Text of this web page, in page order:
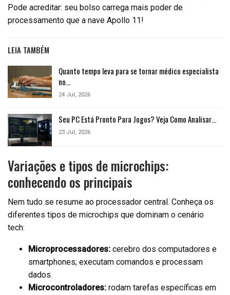
Pode acreditar: seu bolso carrega mais poder de
processamento que a nave Apollo 11!
LEIA TAMBÉM
Quanto tempo leva para se tornar médico especialista
no…
24 Jul, 2026
Seu PC Está Pronto Para Jogos? Veja Como Analisar…
23 Jul, 2026
Variações e tipos de microchips:
conhecendo os principais
Nem tudo se resume ao processador central. Conheça os
diferentes tipos de microchips que dominam o cenário
tech:
Microprocessadores: cerebro dos computadores e
smartphones; executam comandos e processam
dados.
Microcontroladores: rodam tarefas específicas em